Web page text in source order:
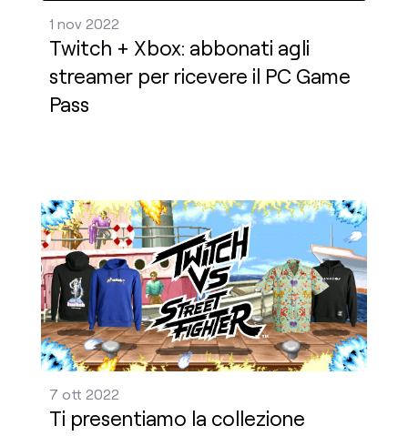
1 nov 2022
Twitch + Xbox: abbonati agli
streamer per ricevere il PC Game
Pass
7 ott 2022
Ti presentiamo la collezione
Ti presentiamo la collezione Twitch vs Street